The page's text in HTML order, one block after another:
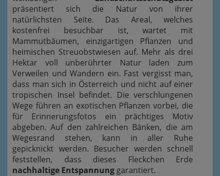
präsentiert sich die Natur von ihrer
natürlichsten Seite. Das Areal, welches
kostenfrei besuchbar ist, wartet mit
Mammutbäumen, einzigartigen Pflanzen und
heimischen Streuobstwiesen auf. Mehr als drei
Hektar voll unberührter Natur laden zum
Verweilen und Wandern ein. Fast vergisst man,
dass man sich in Österreich und nicht auf einer
tropischen Insel befindet. Die verschlungenen
Wege führen an exotischen Pflanzen vorbei, die
für Erinnerungsfotos ein prächtiges Motiv
abgeben. Auf den zahlreichen Bänken, die am
Wegesrand stehen, kann in aller Ruhe
gepicknickt werden. Besucher werden schnell
feststellen, dass dieses Fleckchen Erde
nachhaltige Entspannung garantiert.